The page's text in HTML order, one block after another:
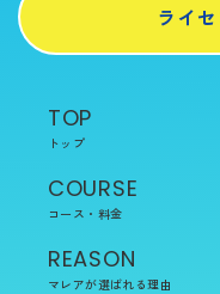
ライ
TOP
トップ
COURSE
コース・料金
REASON
マレアが選ばれる理由